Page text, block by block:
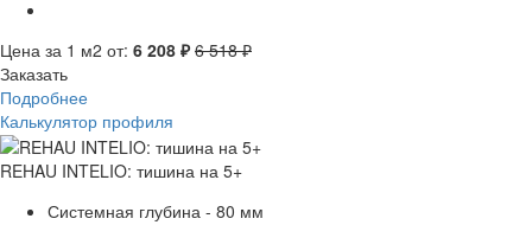
Цена за 1 м2 от: 6 208 ₽ 6 518 ₽
Заказать
Подробнее
Калькулятор профиля
REHAU INTELIO: тишина на 5+
Системная глубина - 80 мм